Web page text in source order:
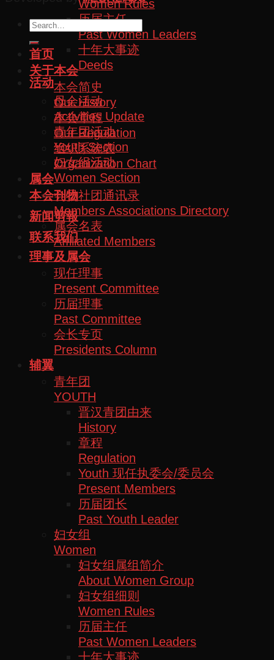
Women Rules
历届主任
Past Women Leaders
十年大事迹
Deeds
活动
母会活动
Activities Update
青年团活动
Youth Section
妇女组活动
Women Section
本会刊物
新闻剪報
联系我们
首页
关于本会
本会简史
Our History
本会章程
Our Regulation
组织系统表
Organization Chart
属会
会员社团通讯录
Members Associations Directory
属会名表
Affiliated Members
理事及属会
现任理事
Present Committee
历届理事
Past Committee
会长专页
Presidents Column
辅翼
青年团
YOUTH
晋汉青团由来
History
章程
Regulation
Youth 现任执委会/委员会
Present Members
历届团长
Past Youth Leader
妇女组
Women
妇女组属组简介
About Women Group
妇女组细则
Women Rules
历届主任
Past Women Leaders
十年大事迹